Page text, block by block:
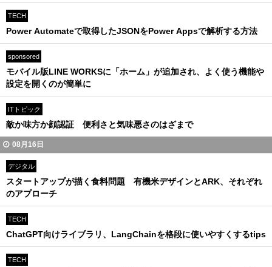
TECH
Power Automateで取得したJSONをPower Appsで解析する方法
sponsored
モバイル版LINE WORKSに「ホーム」が追加され、よく使う機能や
設定を開くのが簡単に
ITトピック
敵か味方か顔認証 便利さと気味悪さのはざまで
08月16日
デジタル
スタートアップが描く食料問題 有機米デザインとARK、それぞれ
のアプローチ
TECH
ChatGPT向けライブラリ、LangChainを格段に使いやすくするtips
TECH